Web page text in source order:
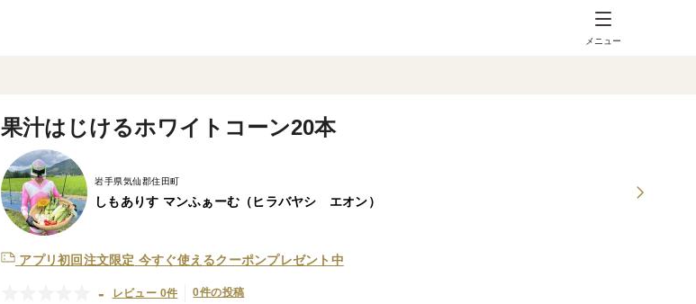
メニュー
果汁はじけるホワイトコーン20本
岩手県気仙郡住田町
しもありす マンふぁーむ（ヒラバヤシ エオン）
アプリ初回注文限定 今すぐ使えるクーポンプレゼント中
- レビュー 0件 0件の投稿